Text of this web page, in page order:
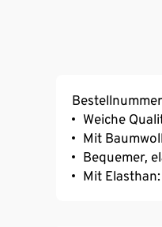
Weiche
Mit
Bequemer,
Mit